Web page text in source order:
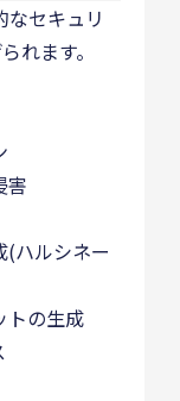
なセキュリ
れます。
害
ハルシネー
の生成